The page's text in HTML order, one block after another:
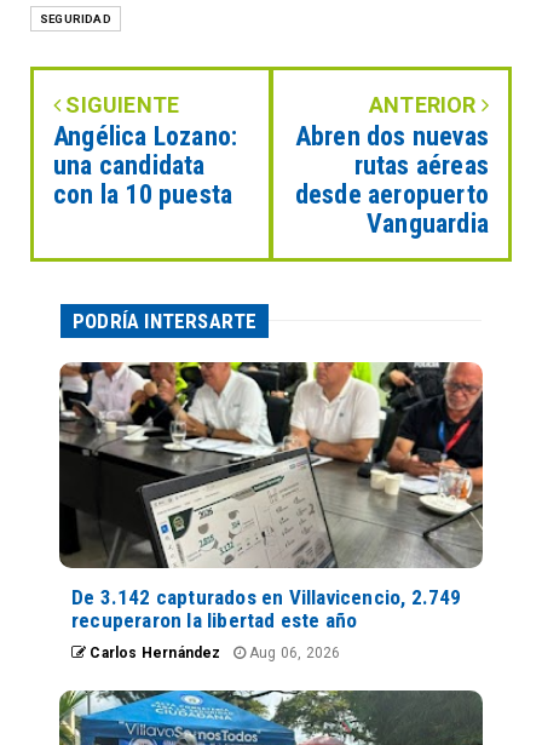
SEGURIDAD
SIGUIENTE
Angélica Lozano:
una candidata
con la 10 puesta
ANTERIOR
Abren dos nuevas
rutas aéreas
desde aeropuerto
Vanguardia
PODRÍA INTERSARTE
De 3.142 capturados en Villavicencio, 2.749
recuperaron la libertad este año
Carlos Hernández Aug 06, 2026